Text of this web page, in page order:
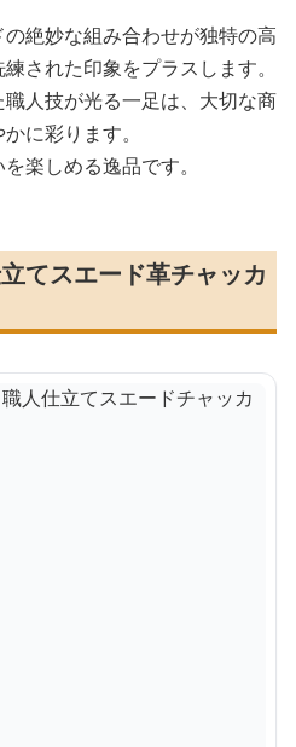
絶妙な組み合わせが独特の高
された印象をプラスします。
人技が光る一足は、大切な商
に彩ります。
楽しめる逸品です。
てスエード革チャッカ